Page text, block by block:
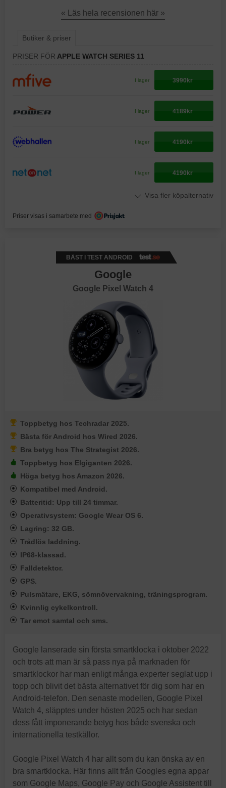
« Läs hela recensionen här »
Butiker & priser
PRISER FÖR APPLE WATCH SERIES 11
I lager 3990kr
I lager 4189kr
I lager 4190kr
I lager 4190kr
Visa fler köpalternativ
Priser visas i samarbete med
BÄST I TEST ANDROID
Google
Google Pixel Watch 4
Toppbetyg hos Techradar 2025.
Bästa för Android hos Wired 2026.
Bra betyg hos The Strategist 2026.
Toppbetyg hos Elgiganten 2026.
Höga betyg hos Amazon 2026.
Kompatibel med Android.
Batteritid: Upp till 24 timmar.
Operativsystem: Google Wear OS 6.
Lagring: 32 GB.
Trådlös laddning.
IP68-klassad.
Falldetektor.
GPS.
Pulsmätare, EKG, sömnövervakning, träningsprogram.
Kvinnlig cykelkontroll.
Tar emot samtal och sms.
Google lanserade sin första smartklocka i oktober 2022
och trots att man är så pass nya på marknaden för
smartklockor har man enligt många experter seglat upp i
topp och blivit det bästa alternativet för dig som har en
Android-telefon. Den senaste modellen, Google Pixel
Watch 4, släpptes under hösten 2025 och har sedan
dess fått imponerande betyg hos både svenska och
internationella testkällor.
Google Pixel Watch 4 har allt som du kan önska av en
bra smartklocka. Här finns allt från Googles egna appar
som Google Maps, Google Pay och Google Assistent till